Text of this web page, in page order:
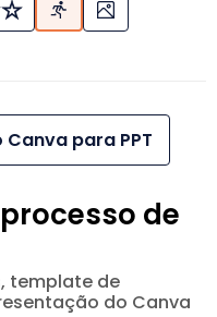
para PPT
de
template de
do Canva